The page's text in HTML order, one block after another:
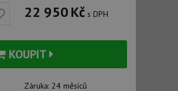
22 950Kč s DPH
KOUPIT
Záruka:24 měsíců